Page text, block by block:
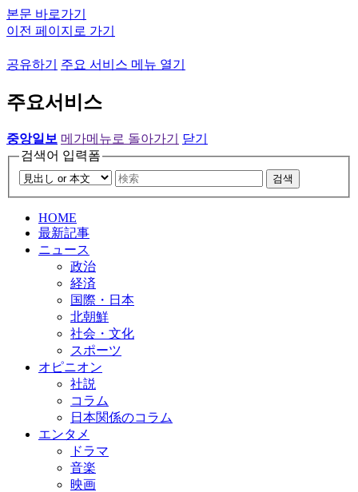
본문 바로가기
이전 페이지로 가기
공유하기 주요 서비스 메뉴 열기
주요서비스
중앙일보 메가메뉴로 돌아가기
닫기
검색어 입력폼
검색
HOME
最新記事
ニュース
政治
経済
国際・日本
北朝鮮
社会・文化
スポーツ
オピニオン
社説
コラム
日本関係のコラム
エンタメ
ドラマ
音楽
映画